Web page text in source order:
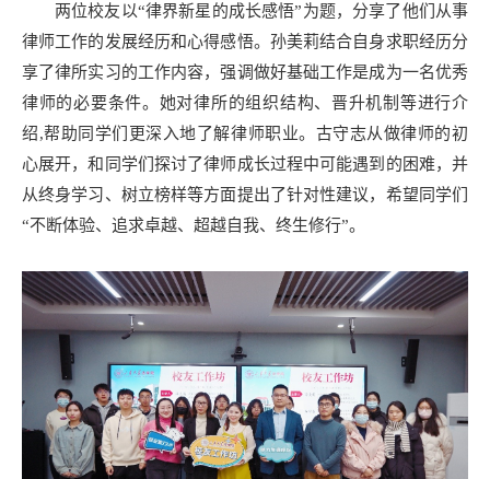
两位校友以“律界新星的成长感悟”为题，分享了他们从事
律师工作的发展经历和心得感悟。孙美莉结合自身求职经历分
享了律所实习的工作内容，强调做好基础工作是成为一名优秀
律师的必要条件。她对律所的组织结构、晋升机制等进行介
绍,帮助同学们更深入地了解律师职业。古守志从做律师的初
心展开，和同学们探讨了律师成长过程中可能遇到的困难，并
从终身学习、树立榜样等方面提出了针对性建议，希望同学们
“不断体验、追求卓越、超越自我、终生修行”。